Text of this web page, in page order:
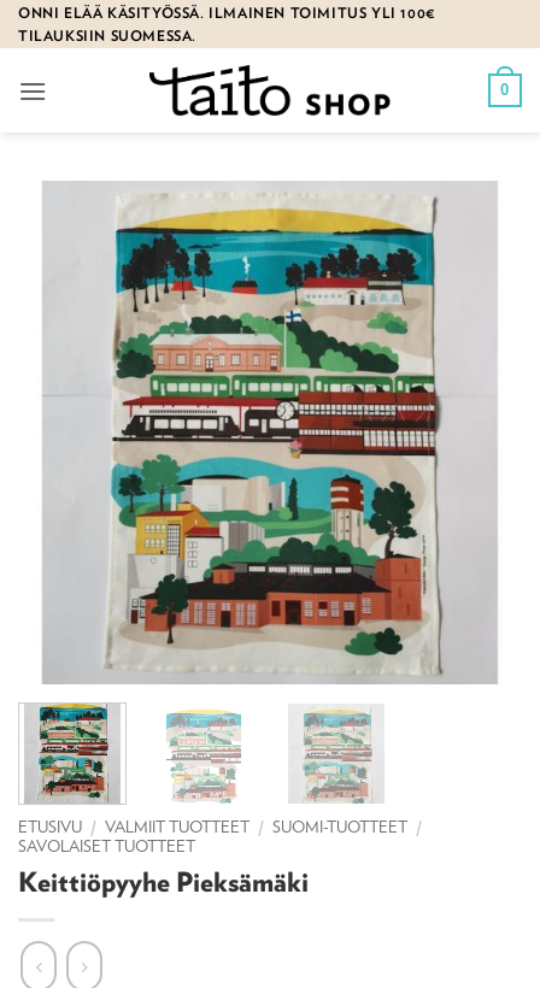
Skip
to
ONNI ELÄÄ KÄSITYÖSSÄ. ILMAINEN TOIMITUS YLI 100€
TILAUKSIIN SUOMESSA.
0
ETUSIVU / VALMIIT TUOTTEET / SUOMI-TUOTTEET /
SAVOLAISET TUOTTEET
Keittiöpyyhe Pieksämäki